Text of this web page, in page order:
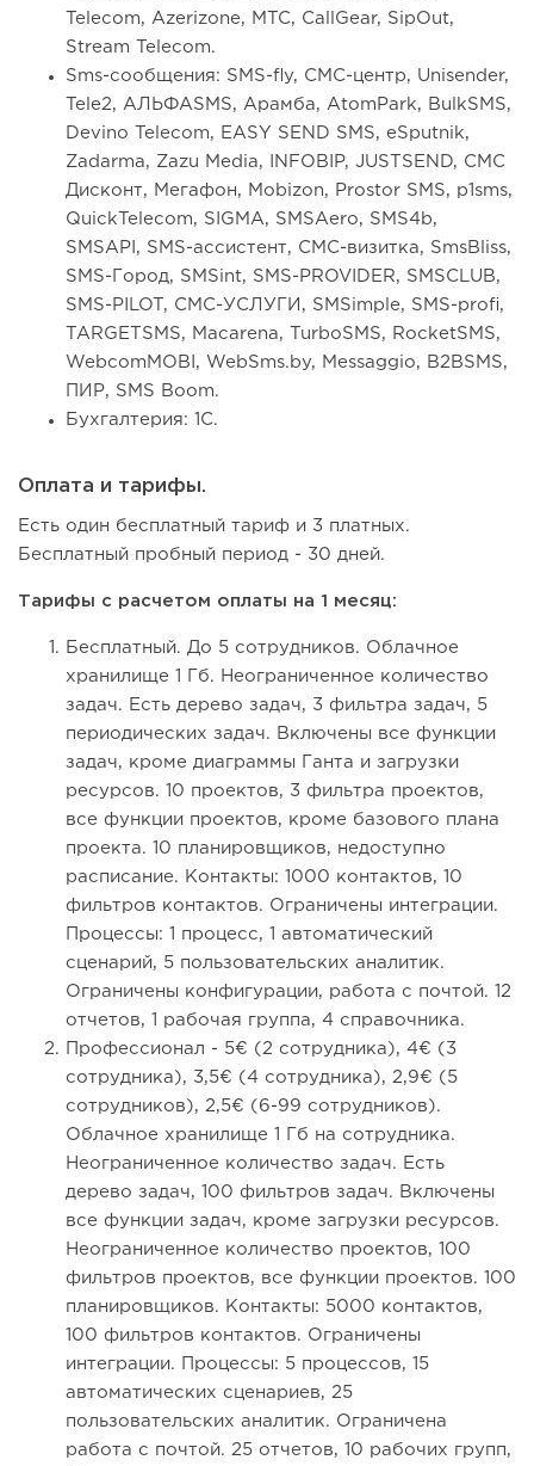
Telecom, Azerizone, MTC, CallGear, SipOut,
Stream Telecom.
Sms-сообщения: SMS-fly, СМС-центр, Unisender,
Tele2, АЛЬФАSMS, Арамба, AtomPark, BulkSMS,
Devino Telecom, EASY SEND SMS, eSputnik,
Zadarma, Zazu Media, INFOBIP, JUSTSEND, СМС
Дисконт, Мегафон, Mobizon, Prostor SMS, p1sms,
QuickTelecom, SIGMA, SMSAero, SMS4b,
SMSAPI, SMS-ассистент, СМС-визитка, SmsBliss,
SMS-Город, SMSint, SMS-PROVIDER, SMSCLUB,
SMS-PILOT, СМС-УСЛУГИ, SMSimple, SMS-profi,
TARGETSMS, Macarena, TurboSMS, RocketSMS,
WebcomMOBI, WebSms.by, Messaggio, B2BSMS,
ПИР, SMS Boom.
Бухгалтерия: 1С.
Оплата и тарифы.
Есть один бесплатный тариф и 3 платных.
Бесплатный пробный период - 30 дней.
Тарифы с расчетом оплаты на 1 месяц:
Бесплатный. До 5 сотрудников. Облачное
хранилище 1 Гб. Неограниченное количество
задач. Есть дерево задач, 3 фильтра задач, 5
периодических задач. Включены все функции
задач, кроме диаграммы Ганта и загрузки
ресурсов. 10 проектов, 3 фильтра проектов,
все функции проектов, кроме базового плана
проекта. 10 планировщиков, недоступно
расписание. Контакты: 1000 контактов, 10
фильтров контактов. Ограничены интеграции.
Процессы: 1 процесс, 1 автоматический
сценарий, 5 пользовательских аналитик.
Ограничены конфигурации, работа с почтой. 12
отчетов, 1 рабочая группа, 4 справочника.
Профессионал - 5€ (2 сотрудника), 4€ (3
сотрудника), 3,5€ (4 сотрудника), 2,9€ (5
сотрудников), 2,5€ (6-99 сотрудников).
Облачное хранилище 1 Гб на сотрудника.
Неограниченное количество задач. Есть
дерево задач, 100 фильтров задач. Включены
все функции задач, кроме загрузки ресурсов.
Неограниченное количество проектов, 100
фильтров проектов, все функции проектов. 100
планировщиков. Контакты: 5000 контактов,
100 фильтров контактов. Ограничены
интеграции. Процессы: 5 процессов, 15
автоматических сценариев, 25
пользовательских аналитик. Ограничена
работа с почтой. 25 отчетов, 10 рабочих групп,